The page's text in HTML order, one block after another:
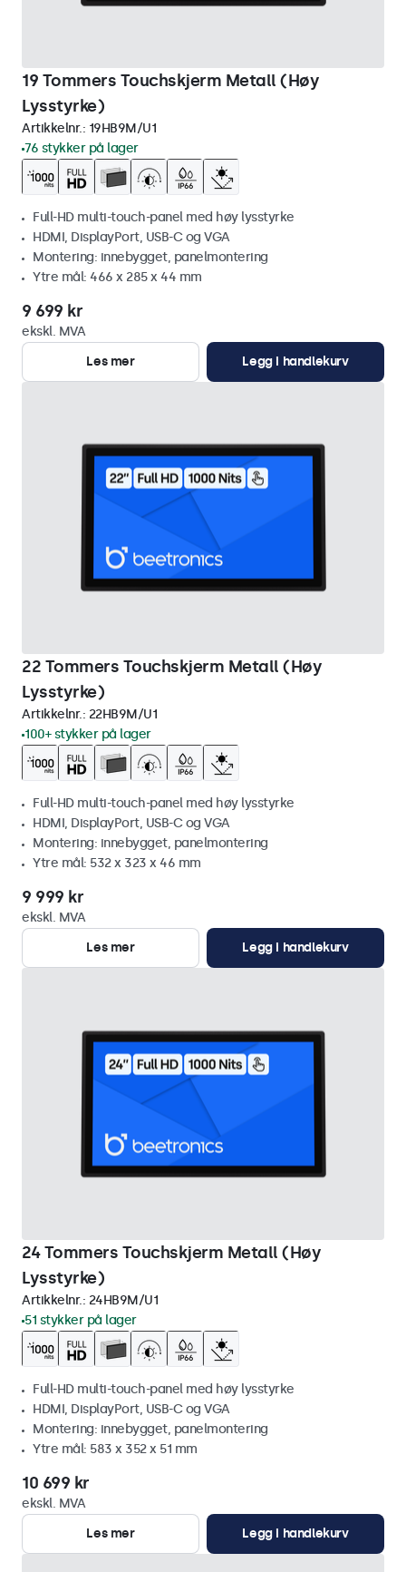
19 Tommers Touchskjerm Metall (Høy
Lysstyrke)
Artikkelnr.: 19HB9M/U1
76 stykker på lager
Full-HD multi-touch-panel med høy lysstyrke
HDMI, DisplayPort, USB-C og VGA
Montering: innebygget, panelmontering
Ytre mål: 466 x 285 x 44 mm
9 699 kr
ekskl. MVA
Les mer
Legg i handlekurv
22 Tommers Touchskjerm Metall (Høy
Lysstyrke)
Artikkelnr.: 22HB9M/U1
100+ stykker på lager
Full-HD multi-touch-panel med høy lysstyrke
HDMI, DisplayPort, USB-C og VGA
Montering: innebygget, panelmontering
Ytre mål: 532 x 323 x 46 mm
9 999 kr
ekskl. MVA
Les mer
Legg i handlekurv
24 Tommers Touchskjerm Metall (Høy
Lysstyrke)
Artikkelnr.: 24HB9M/U1
51 stykker på lager
Full-HD multi-touch-panel med høy lysstyrke
HDMI, DisplayPort, USB-C og VGA
Montering: innebygget, panelmontering
Ytre mål: 583 x 352 x 51 mm
10 699 kr
ekskl. MVA
Les mer
Legg i handlekurv